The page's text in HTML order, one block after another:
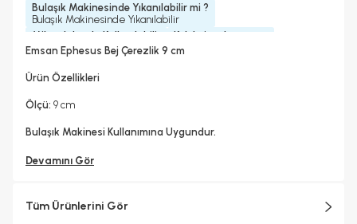
Bulaşık Makinesinde Yıkanılabilir mi ?
Bulaşık Makinesinde Yıkanılabilir
Mikrodalgada Kullanılabilir
Evet
Koleksiyonlar
Ephesus Koleksiyonu
Emsan Ephesus Bej Çerezlik 9 cm
Ürün Özellikleri
Ölçü: 9 cm
Bulaşık Makinesi Kullanımına Uygundur.
Devamını Gör
Tüm Ürünlerini Gör